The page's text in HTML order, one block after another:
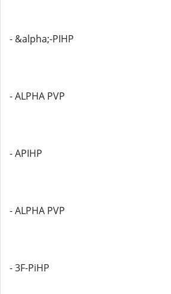
- &alpha;-PIHP
- ALPHA PVP
- APIHP
- ALPHA PVP
- 3F-PiHP